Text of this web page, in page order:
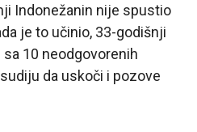
Indonežanin nije spustio
je to učinio, 33-godišnji
10 neodgovorenih
da uskoči i pozove